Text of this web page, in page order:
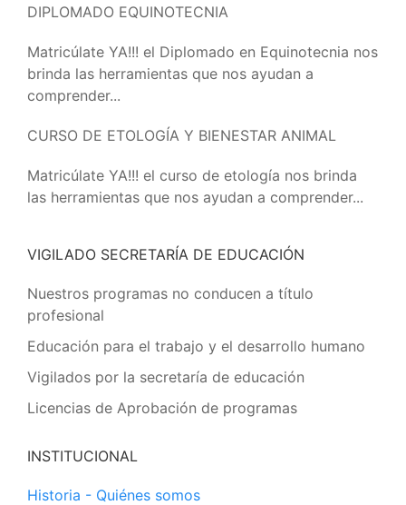
DIPLOMADO EQUINOTECNIA
Matricúlate YA!!! el Diplomado en Equinotecnia nos
brinda las herramientas que nos ayudan a
comprender...
CURSO DE ETOLOGÍA Y BIENESTAR ANIMAL
Matricúlate YA!!! el curso de etología nos brinda
las herramientas que nos ayudan a comprender...
VIGILADO SECRETARÍA DE EDUCACIÓN
Nuestros programas no conducen a título
profesional
Educación para el trabajo y el desarrollo humano
Vigilados por la secretaría de educación
Licencias de Aprobación de programas
INSTITUCIONAL
Historia - Quiénes somos